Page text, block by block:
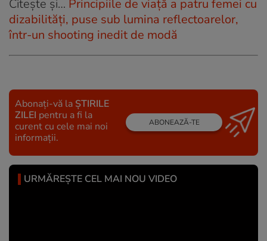
Citește și… Principiile de viață a patru femei cu
dizabilități, puse sub lumina reflectoarelor,
într-un shooting inedit de modă
Abonați-vă la ȘTIRILE
ZILEI pentru a fi la
curent cu cele mai noi
informații.
ABONEAZĂ-TE
URMĂREȘTE CEL MAI NOU VIDEO